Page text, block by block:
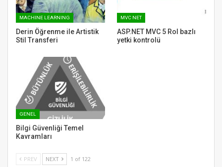
MACHINE LEARNING
Derin Öğrenme ile Artistik
Stil Transferi
MVC NET
ASP.NET MVC 5 Rol bazlı
yetki kontrolü
GENEL
Bilgi Güvenliği Temel
Kavramları
PREV NEXT 1 of 122